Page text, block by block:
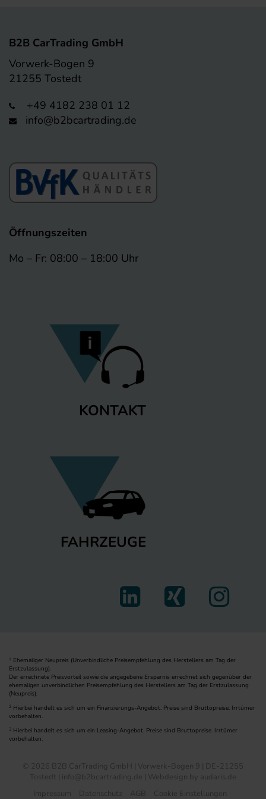
B2B CarTrading GmbH
Vorwerk-Bogen 9
21255 Tostedt
+49 4182 238 01 12
info@b2bcartrading.de
Öffnungszeiten
Mo – Fr: 08:00 – 18:00 Uhr
KONTAKT
FAHRZEUGE
1
Ehemaliger Neupreis (Unverbindliche Preisempfehlung des Herstellers am Tag der
Erstzulassung).
Der errechnete Preisvorteil sowie die angegebene Ersparnis errechnet sich gegenüber der
ehemaligen unverbindlichen Preisempfehlung des Herstellers am Tag der Erstzulassung
(Neupreis).
2 Hierbei handelt es sich um ein Finanzierungs-Angebot. Preise sind Bruttopreise. Irrtümer
vorbehalten.
3 Hierbei handelt es sich um ein Leasing-Angebot. Preise sind Bruttopreise. Irrtümer
vorbehalten.
© 2026 B2B CarTrading GmbH | Vorwerk-Bogen 9 | DE-21255
Tostedt | info@b2bcartrading.de | Webdesign by audaris.de
Impressum
Datenschutz AGB Cookie Einstellungen